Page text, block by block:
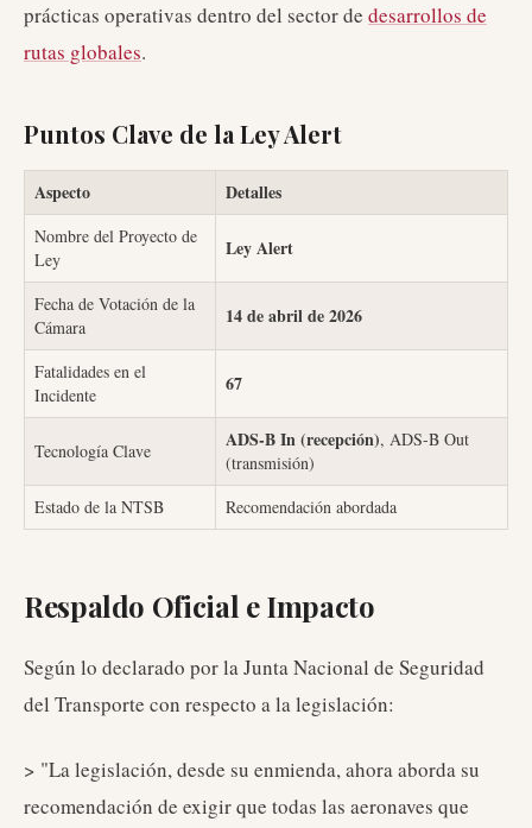
prácticas operativas dentro del sector de desarrollos de
rutas globales.
Puntos Clave de la Ley Alert
Aspecto Detalles
Nombre del Proyecto de
Ley
Ley Alert
Fecha de Votación de la
Cámara
14 de abril de 2026
Fatalidades en el
Incidente
67
Tecnología Clave ADS-B In (recepción), ADS-B Out
(transmisión)
Estado de la NTSB
Recomendación abordada
Respaldo Oficial e Impacto
Según lo declarado por la Junta Nacional de Seguridad
del Transporte con respecto a la legislación:
> "La legislación, desde su enmienda, ahora aborda su
recomendación de exigir que todas las aeronaves que